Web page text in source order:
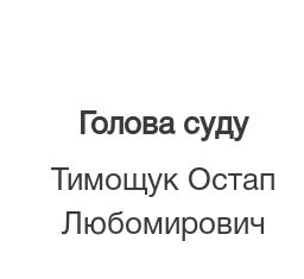
Голова суду
Тимощук Остап
Любомирович